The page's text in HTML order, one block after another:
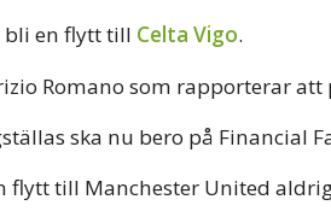
bli en flytt till Celta Vigo.
Romano som rapporterar
ska nu bero på Financial
flytt till Manchester United